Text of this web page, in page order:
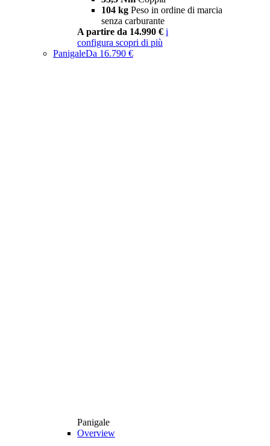
104 kg Peso in ordine di marcia
senza carburante
A partire da 14.990 € i
configura scopri di più
PanigaleDa 16.790 €
Panigale
Overview